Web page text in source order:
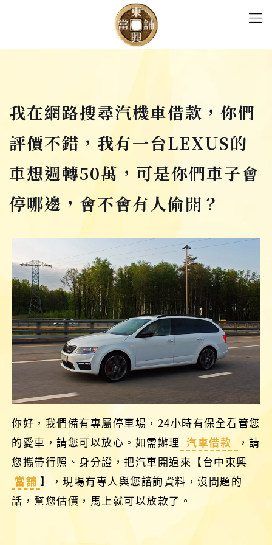
我在網路搜尋汽機車借款，你們
評價不錯，我有一台LEXUS的
車想週轉50萬，可是你們車子會
停哪邊，會不會有人偷開？
你好，我們備有專屬停車場，24小時有保全看管您
的愛車，請您可以放心。如需辦理 汽車借款
，請
您攜帶行照、身分證，把汽車開過來【台中東興
當舖 】，現場有專人與您諮詢資料，沒問題的
話，幫您估價，馬上就可以放款了。